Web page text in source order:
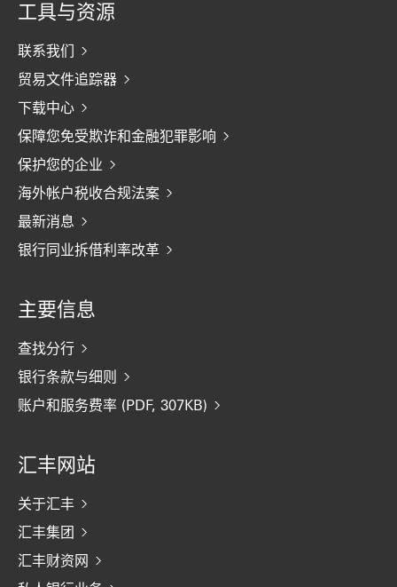
工具与资源
联系我们
贸易文件追踪器
下载中心
保障您免受欺诈和金融犯罪影响
保护您的企业
海外帐户税收合规法案
最新消息
银行同业拆借利率改革
主要信息
查找分行
银行条款与细则
账户和服务费率 (PDF, 307KB)
汇丰网站
关于汇丰
汇丰集团
汇丰财资网